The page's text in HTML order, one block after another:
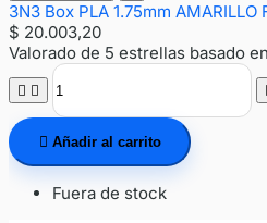
3N3 Box PLA 1.75mm AMARILLO
$ 20.003,20
Valorado de 5 estrellas basado en
 
 Añadir al carrito
Fuera de stock